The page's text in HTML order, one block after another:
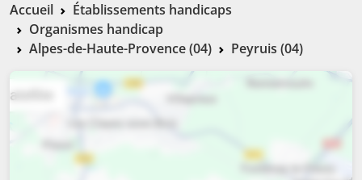
Accueil
Établissements handicaps
Organismes handicap
Alpes-de-Haute-Provence (04)
Peyruis (04)